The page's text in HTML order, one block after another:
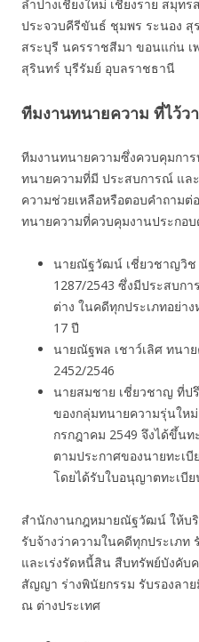
ลำปางเชียงใหม่ เชียงราย สมุท
ประจวบคีรีขันธ์ ชุมพร ระนอง สุ
สระบุรี นครราชสีมา ขอนแก่น
สุรินทร์ บุรีรัมย์ อุบลราชธานี
ทีมงานทนายความ ที่ไว้ว
ทีมงานทนายความซึ่งควบคุมกา
ทนายความที่มี ประสบการณ์ แล
ความช่วยเหลือหรือตอบคำถามต่
ทนายความที่ควบคุมงานประกอบ
นายณัฐวัฒน์ เชี่ยวชาญวิช
1287/2543 ซึ่งมีประสบก
ต่าง ในคดีทุกประเภทอย่า
17 ปี
นายณัฐพล เชาว์เลิศ ทนา
2452/2546
นายสมชาย เชี่ยวชาญ ที่ป
ของกลุ่มทนายความรุ่นให
กรกฎาคม 2549 จึงได้ขึ้น
ตามประกาศของนายทะเ
โดยได้รับใบอนุญาตทะเบี
สำนักงานกฎหมายณัฐวัฒน์ ให้บ
รับจ้างว่าความในคดีทุกประเภ
และเร่งรัดหนี้สิน สืบทรัพย์บังคับ
สัญญา ร่างพินัยกรรม รับรองลา
ณ ต่างประเทศ